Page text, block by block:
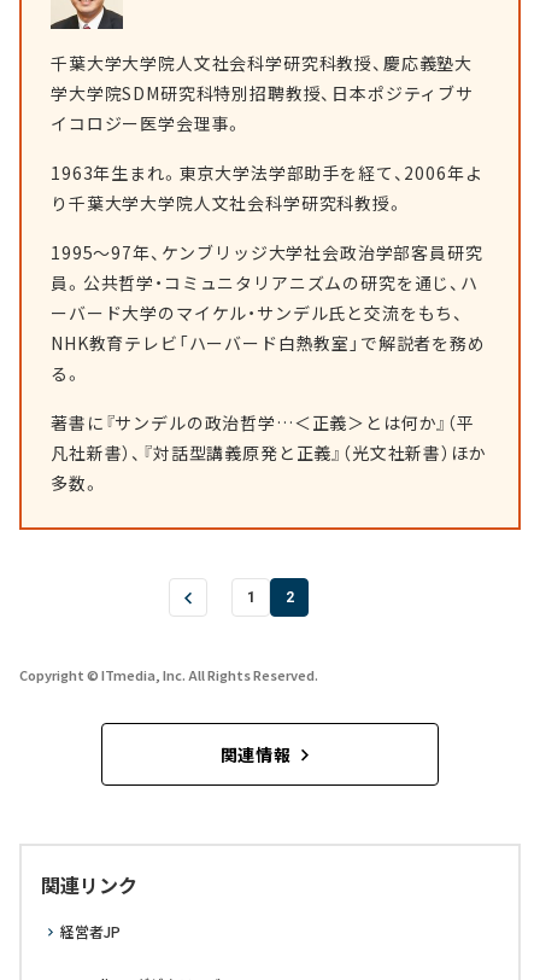
千葉大学大学院人文社会科学研究科教授、慶応義塾大
学大学院SDM研究科特別招聘教授、日本ポジティブサ
イコロジー医学会理事。
1963年生まれ。東京大学法学部助手を経て、2006年よ
り千葉大学大学院人文社会科学研究科教授。
1995～97年、ケンブリッジ大学社会政治学部客員研究
員。公共哲学・コミュニタリアニズムの研究を通じ、ハ
ーバード大学のマイケル・サンデル氏と交流をもち、
NHK教育テレビ「ハーバード白熱教室」で解説者を務め
る。
著書に『サンデルの政治哲学…＜正義＞とは何か』（平
凡社新書）、『対話型講義原発と正義』（光文社新書）ほか
多数。
1 2
Copyright © ITmedia, Inc. All Rights Reserved.
関連情報
関連リンク
経営者JP